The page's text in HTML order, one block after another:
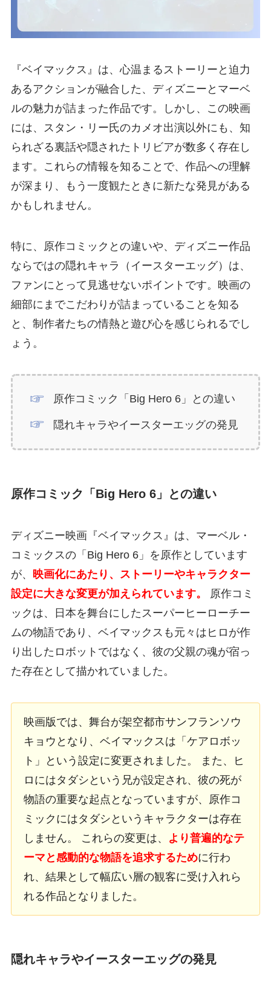
『ベイマックス』は、心温まるストーリーと迫力
あるアクションが融合した、ディズニーとマーベ
ルの魅力が詰まった作品です。しかし、この映画
には、スタン・リー氏のカメオ出演以外にも、知
られざる裏話や隠されたトリビアが数多く存在し
ます。これらの情報を知ることで、作品への理解
が深まり、もう一度観たときに新たな発見がある
かもしれません。
特に、原作コミックとの違いや、ディズニー作品
ならではの隠れキャラ（イースターエッグ）は、
ファンにとって見逃せないポイントです。映画の
細部にまでこだわりが詰まっていることを知る
と、制作者たちの情熱と遊び心を感じられるでし
ょう。
原作コミック「Big Hero 6」との違い
隠れキャラやイースターエッグの発見
原作コミック「Big Hero 6」との違い
ディズニー映画『ベイマックス』は、マーベル・
コミックスの「Big Hero 6」を原作としています
が、 映画化にあたり、ストーリーやキャラクター
設定に大きな変更が加えられています。
原作コミ
ックは、日本を舞台にしたスーパーヒーローチー
ムの物語であり、ベイマックスも元々はヒロが作
り出したロボットではなく、彼の父親の魂が宿っ
た存在として描かれていました。
映画版では、舞台が架空都市サンフランソウ
キョウとなり、ベイマックスは「ケアロボッ
ト」という設定に変更されました。 また、ヒ
ロにはタダシという兄が設定され、彼の死が
物語の重要な起点となっていますが、原作コ
ミックにはタダシというキャラクターは存在
しません。 これらの変更は、
より普遍的なテ
ーマと感動的な物語を追求するために行わ
れ、結果として幅広い層の観客に受け入れら
れる作品となりました。
隠れキャラやイースターエッグの発見